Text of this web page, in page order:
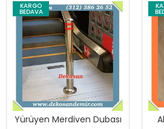
KARGO
BEDAVA
Yürüyen Merdiven Dubası